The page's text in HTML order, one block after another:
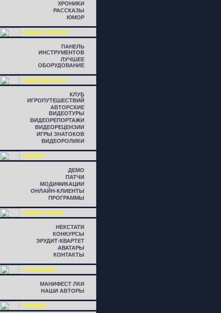
ХРОНИКИ
РАССКАЗЫ
ЮМОР
ЛИНИЯ СБОРКИ
ПАНЕЛЬ
ИНСТРУМЕНТОВ
ЛУЧШЕЕ
ОБОРУДОВАНИЕ
ВИДЕОЖУРНАЛ
КЛУБ
ИГРОПУТЕШЕСТВИЙ
АВТОРСКИЕ
ВИДЕОТУРЫ
ВИДЕОРЕПОРТАЖИ
ВИДЕОРЕЦЕНЗИИ
ИГРЫ ЗНАТОКОВ
ВИДЕОРОЛИКИ
ФАЙЛЫ
ДЕМО
ПАТЧИ
МОДИФИКАЦИИ
ОНЛАЙН-КЛИЕНТЫ
ПРОГРАММЫ
ЛИНИЯ СВЯЗИ
НЕКСТАТИ
КОНКУРСЫ
ЭРУДИТ-КВАРТЕТ
АВАТАРЫ
КОНТАКТЫ
О ЖУРНАЛЕ
МАНИФЕСТ ЛКИ
НАШИ АВТОРЫ
АРХИВЫ